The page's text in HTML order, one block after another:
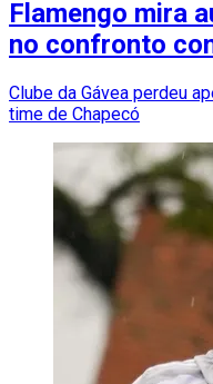
Flamengo mira
no confronto
Clube da Gávea perdeu
time de Chapecó